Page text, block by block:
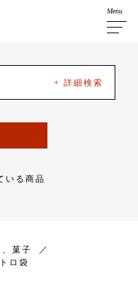
Menu
+ 詳細検索
いる商品
菓子
ロ袋